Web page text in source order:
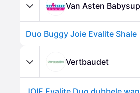
Van Asten
Duo Buggy Joie Evalite Shale
Vertbaudet